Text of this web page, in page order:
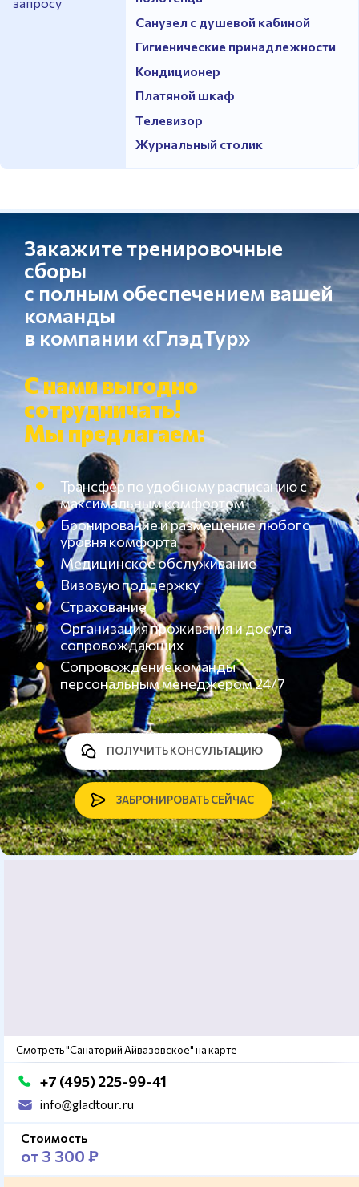
Санузел с душевой кабиной
Гигиенические принадлежности
Кондиционер
Платяной шкаф
Телевизор
Журнальный столик
Закажите тренировочные
сборы
с полным обеспечением вашей
команды
в компании «ГлэдТур»
С нами выгодно
сотрудничать!
Мы предлагаем:
Трансфер по удобному расписанию с
максимальным комфортом
Бронирование и размещение любого
уровня комфорта
Медицинское обслуживание
Визовую поддержку
Страхование
Организация проживания и досуга
сопровождающих
Сопровождение команды
персональным менеджером 24/7
ЗАБРОНИРОВАТЬ СЕЙЧАС
ПОЛУЧИТЬ КОНСУЛЬТАЦИЮ
Смотреть "Санаторий Айвазовское" на карте
+7 (495) 225-99-41
info@gladtour.ru
Стоимость
от 3 300 ₽